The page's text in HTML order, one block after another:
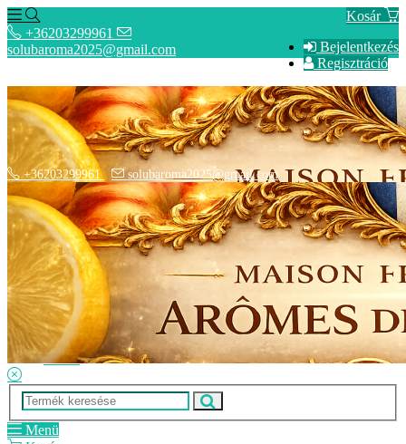
Kosár
Bejelentkezés
Regisztráció
+36203299961
solubaroma2025@gmail.com
Hírek
SZÁLLÍTÁSI OPCIÓK - Fizetési információk
Elérhetőségek
Adatkezelési tájékoztató
ÁSZF
+36203299961 solubaroma2025@gmail.com
Menü